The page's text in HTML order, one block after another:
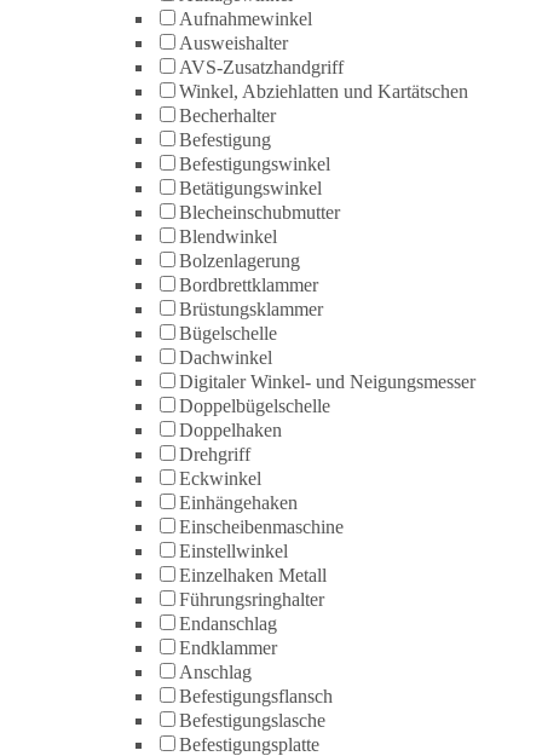
Aufnahmewinkel
Ausweishalter
AVS-Zusatzhandgriff
Winkel, Abziehlatten und Kartätschen
Becherhalter
Befestigung
Befestigungswinkel
Betätigungswinkel
Blecheinschubmutter
Blendwinkel
Bolzenlagerung
Bordbrettklammer
Brüstungsklammer
Bügelschelle
Dachwinkel
Digitaler Winkel- und Neigungsmesser
Doppelbügelschelle
Doppelhaken
Drehgriff
Eckwinkel
Einhängehaken
Einscheibenmaschine
Einstellwinkel
Einzelhaken Metall
Führungsringhalter
Endanschlag
Endklammer
Anschlag
Befestigungsflansch
Befestigungslasche
Befestigungsplatte